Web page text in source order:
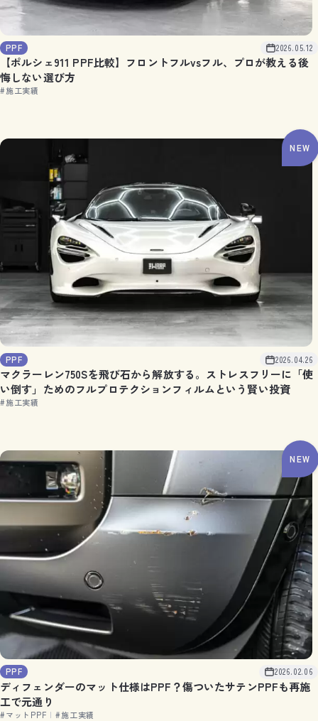
PPF 2026.05.12
【ポルシェ911 PPF比較】フロントフルvsフル、プロが教える後
悔しない選び方
#施工実績
NEW
PPF 2026.04.26
マクラーレン750Sを飛び石から解放する。ストレスフリーに「使
い倒す」ためのフルプロテクションフィルムという賢い投資
#施工実績
NEW
PPF 2026.02.06
ディフェンダーのマット仕様はPPF？傷ついたサテンPPFも再施
工で元通り
#マットPPF | #施工実績